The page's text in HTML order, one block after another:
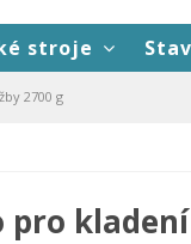
stroje
2700 g